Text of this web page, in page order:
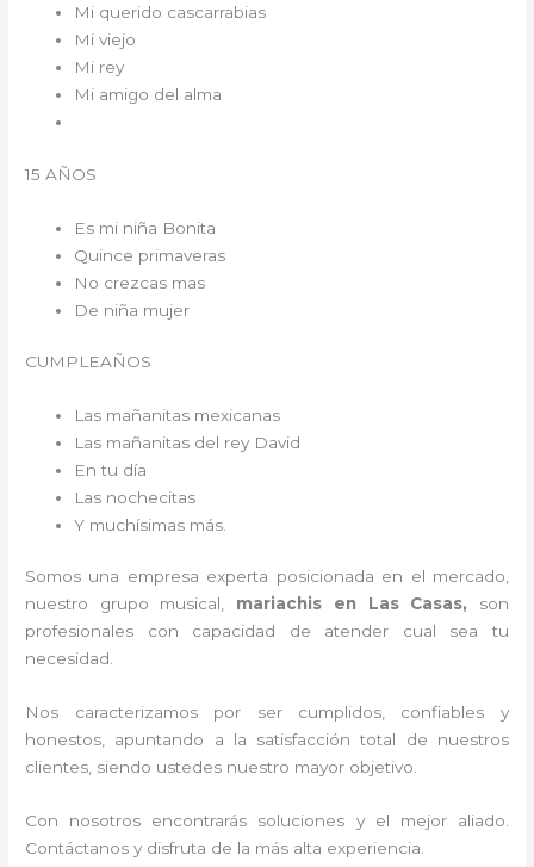
Mi querido cascarrabias
Mi viejo
Mi rey
Mi amigo del alma
15 AÑOS
Es mi niña Bonita
Quince primaveras
No crezcas mas
De niña mujer
CUMPLEAÑOS
Las mañanitas mexicanas
Las mañanitas del rey David
En tu día
Las nochecitas
Y muchísimas más.
Somos una empresa experta posicionada en el mercado,
nuestro grupo musical, mariachis en Las Casas, son
profesionales con capacidad de atender cual sea tu
necesidad.
Nos caracterizamos por ser cumplidos, confiables y
honestos, apuntando a la satisfacción total de nuestros
clientes, siendo ustedes nuestro mayor objetivo.
Con nosotros encontrarás soluciones y el mejor aliado.
Contáctanos y disfruta de la más alta experiencia.